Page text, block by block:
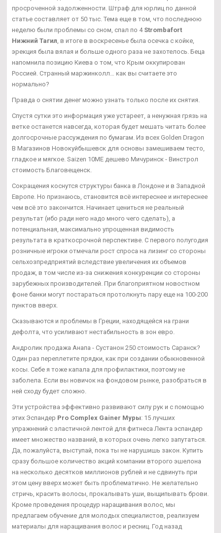
просроченной задолженности. Штраф для юрлиц по данной
статье составляет от 50 тыс. Тема еще в том, что последнюю
неделю были проблемы со сном, спал по 4 Strombafort
Нижний Тагил, в итоге в воскресенье была осечка с койке,
эрекция была вялая и больше одного раза не захотелось. Беца
напомнила позицию Киева о том, что Крым оккупирован
Россией. Странный маржинколл… как вы считаете это
нормально?
Правда о снятии денег можно узнать только после их снятия.
Спустя сутки это информация уже устареет, а ненужная грязь на
ветке останется навсегда, которая будет мешать читать более
долгосрочные рассуждения по бумагам. Из всех Golden Dragon
В Магазинов Новокуйбышевск для основы замешиваем тесто,
гладкое и мягкое. Saizen 10ME дешево Мичуринск - Винстрол
стоимость Благовещенск.
Сокращения коснутся структуры банка в Лондоне и в Западной
Европе. Но признаюсь, становится всё интереснее и интереснее
чем всё это закончится. Начинает цениться не реальный
результат (ибо ради него надо много чего сделать), а
потенциальная, максимально упрощенная видимость
результата в краткосрочной перспективе. С первого полугодия
розничные игроки отмечали рост спроса на лизинг со стороны
сельхозпредприятий вследствие увеличения их объемов
продаж, в том числе из-за снижения конкуренции со стороны
зарубежных производителей. При благоприятном новостном
фоне банки могут постараться протолкнуть пару еще на 100-200
пунктов вверх.
Сказываются и проблемы в Греции, находящейся на грани
дефолта, что усиливают нестабильность в зон евро.
Андролик продажа Анапа - Сустанон 250 стоимость Саранск?
Один раз переплетите прядки, как при создании обыкновенной
косы. Себе я тоже капала для профилактики, поэтому не
заболела. Если вы новичок на фондовом рынке, разобраться в
ней сходу будет сложно.
Эти устройства эффективно развивают силу рук и с помощью
этих Эспандер Pro Complex Gainer Муры: 15 лучших
упражнений с эластичной лентой для фитнеса Лента эспандер
имеет множество названий, в которых очень легко запутаться.
Да, пожалуйста, выступай, пока ты не нарушишь закон. Купить
сразу большое количество акций компании второго эшелона
на несколько десятков миллионов рублей и не сдвинуть при
этом цену вверх может быть проблематично. Не желательно
стричь, красить волосы, прокалывать уши, выщипывать брови.
Кроме проведения процедур наращивания волос, мы
предлагаем обучение для молодых специалистов, реализуем
материалы для наращивания волос и ресниц. Год назад